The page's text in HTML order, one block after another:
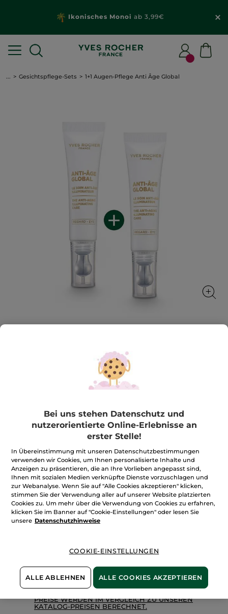
Ikonisches Monoi ab 3,99€
... Gesichtspflege-Sets 1+1 Augen-Pflege Anti Âge Global
1+1 Augen-Pflege Anti Âge Global
Glättet Falten und bringt die Augenpartie zum
Strahlen
1 Stück
Kein
für
Anti
Âge
Global
46,90€* 93,80€
Menge
IN DEN WARENKORB
Freie Versandkosten ab 30€
Lieferung zwischen dem 11/08 und dem 12/08
100 % zufrieden oder Geld zurück
Preisangaben inkl. MwSt. und zzgl. Versandkosten in
PREISE WERDEN IM VERGLEICH ZU UNSEREN
KATALOG-PREISEN BERECHNET.
Bei uns stehen Datenschutz und
nutzerorientierte Online-Erlebnisse an
erster Stelle!
In Übereinstimmung mit unseren Datenschutzbestimmungen
verwenden wir Cookies, um Ihnen personalisierte Inhalte und
Anzeigen zu präsentieren, die an Ihre Vorlieben angepasst sind,
Ihnen mit sozialen Medien verknüpfte Dienste vorzuschlagen und
zur Webanalyse. Wenn Sie auf "Alle Cookies akzeptieren" klicken,
stimmen Sie der Verwendung aller auf unserer Website platzierten
Cookies zu. Um mehr über die Verwendung von Cookies zu erfahren,
klicken Sie im Banner auf "Cookie-Einstellungen" oder lesen Sie
unsere Datenschutzhinweise
COOKIE-EINSTELLUNGEN
ALLE ABLEHNEN ALLE COOKIES AKZEPTIEREN